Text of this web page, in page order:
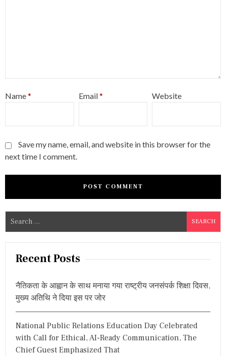
Name* Email* Website
Save my name, email, and website in this browser for the
next time I comment.
e
a
Recent Posts
नैतिकता के आह्वान के साथ मनाया गया राष्ट्रीय जनसंपर्क शिक्षा दिवस,
मुख्य अतिथि ने दिया इस पर जोर
National Public Relations Education Day Celebrated
with Call for Ethical, AI-Ready Communication, The
Chief Guest Emphasized That